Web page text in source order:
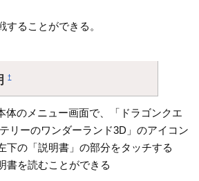
することができる。
†
体のメニュー画面で、「ドラゴンクエ
リーのワンダーランド3D」のアイコン
下の「説明書」の部分をタッチする
書を読むことができる